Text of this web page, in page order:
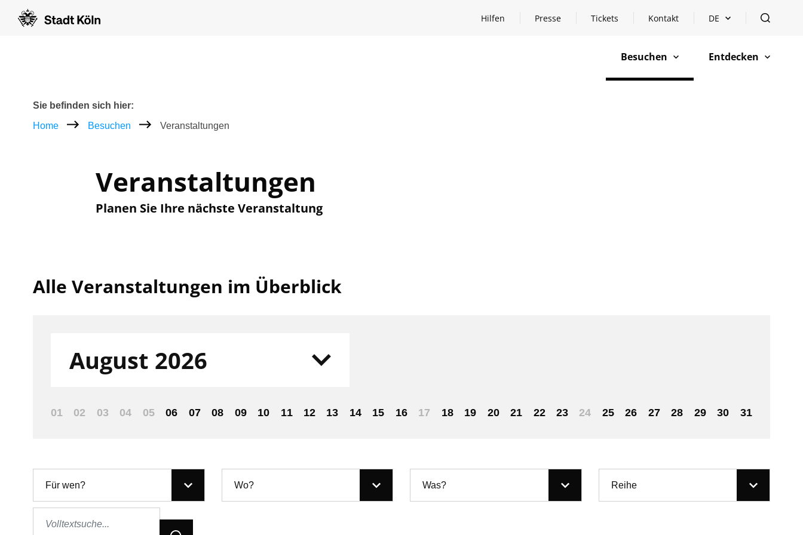
Hilfen
Hilfen öffnen Presse Tickets Kontakt Sprachauswahl öffnen
DE öffnen
Besuchen
öffnen Entdecken
öffnen
Breadcrumb
Sie befinden sich hier:
Home
Besuchen Veranstaltungen
Veranstaltungen
Planen Sie Ihre nächste Veranstaltung
Alle Veranstaltungen im Überblick
August 2026
01 02 03 04 05 06 07 08 09 10 11 12 13 14 15 16 17 18 19 20 21 22 23 24 25 26 27 28 29 30 31
Für wen? Wo? Was? Reihe